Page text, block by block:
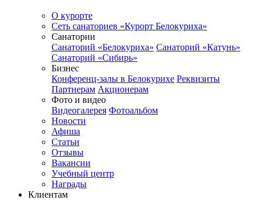
О курорте
Сеть санаториев «Курорт Белокуриха»
Санатории
Санаторий «Белокуриха» Санаторий «Катунь»
Санаторий «Сибирь»
Бизнес
Конференц-залы в Белокурихе Реквизиты
Партнерам Акционерам
Фото и видео
Видеогалерея Фотоальбом
Новости
Афиша
Статьи
Отзывы
Вакансии
Учебный центр
Награды
Клиентам